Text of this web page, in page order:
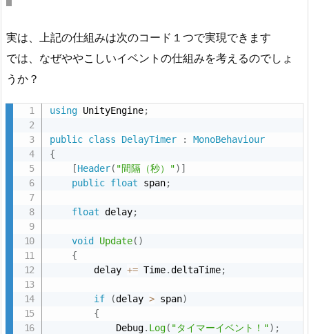
実は、上記の仕組みは次のコード１つで実現できます
では、なぜややこしいイベントの仕組みを考えるのでしょ
うか？
using UnityEngine;
public class DelayTimer :
MonoBehaviour
{
[Header( "間隔（秒）") ]
public float span;
float delay;
void Update( )
{
        delay
+= Time.deltaTime;
if (delay > span)
{
            Debug
. Log( "タイマーイベント！") ;